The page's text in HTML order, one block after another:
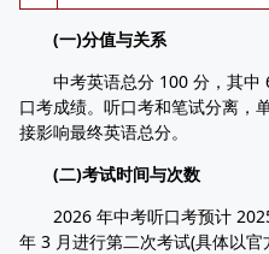
(一)分值与关系
中考英语总分 100 分，其中
口考成绩。听口考和笔试分离，
接影响最终英语总分。
(二)考试时间与次数
2026 年中考听口考预计
年 3 月进行第二次考试(具体以